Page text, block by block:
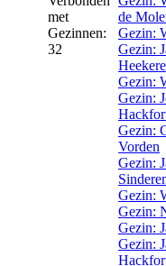
met
Gezinnen:
32
de
Gezin:
Gezin:
Gezin:
Gezin:
Gezin:
Vorden
Gezin:
Gezin:
Gezin:
Gezin:
Gezin: